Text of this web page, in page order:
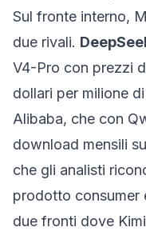
Sul fronte interno,
due rivali.
V4-Pro con prezzi
dollari per milione
Alibaba, che con
download mensili
che gli analisti
prodotto consumer
due fronti dove